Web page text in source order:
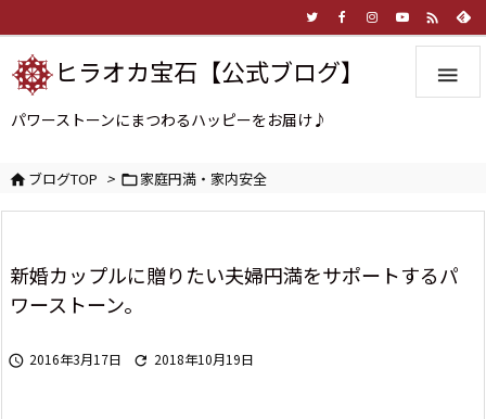


ヒラオカ宝石【公式ブログ】
パワーストーンにまつわるハッピーをお届け♪
ブログTOP > 家庭円満・家内安全
新婚カップルに贈りたい夫婦円満をサポートするパ
ワーストーン。
 2016年3月17日  2018年10月19日